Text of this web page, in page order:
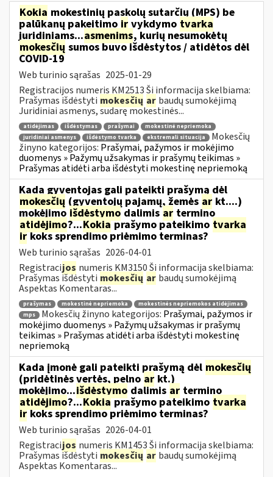
Kokia mokestinių paskolų sutarčių (MPS) be
palūkanų pakeitimo ir vykdymo tvarka
juridiniams...asmenims, kurių nesumokėtų
mokesčių sumos buvo išdėstytos / atidėtos dėl
COVID-19
Web turinio sąrašas 2025-01-29
Registracijos numeris KM2513 Ši informacija skelbiama:
Prašymas išdėstyti mokesčių ar baudų sumokėjimą
Juridiniai asmenys, sudarę mokestinės...
atidėjimas išdėstymas prašymai
mokestinė nepriemoka
juridiniai asmenys
išdėstymo tvarka ekstremali situacija
Mokesčių
žinyno kategorijos: Prašymai, pažymos ir mokėjimo
duomenys » Pažymų užsakymas ir prašymų teikimas »
Prašymas atidėti arba išdėstyti mokestinę nepriemoką
Kada gyventojas gali pateikti prašymą dėl
mokesčių (gyventojų pajamų, žemės ar kt....)
mokėjimo išdėstymo dalimis ar termino
atidėjimo?...Kokiaprašymo pateikimo tvarka
irkoks sprendimo priėmimo terminas?
Web turinio sąrašas 2026-04-01
Registracijos numeris KM3150 Ši informacija skelbiama:
Prašymas išdėstyti mokesčių ar baudų sumokėjimą
Aspektas Komentaras...
prašymas mokestinė nepriemoka
mokestinės nepriemokos atidėjimas
mps
Mokesčių žinyno kategorijos: Prašymai, pažymos ir
mokėjimo duomenys » Pažymų užsakymas ir prašymų
teikimas » Prašymas atidėti arba išdėstyti mokestinę
nepriemoką
Kada įmonė gali pateikti prašymą dėl mokesčių
(pridėtinės vertės, pelno ar kt.)
mokėjimo...išdėstymo dalimis ar termino
atidėjimo?...Kokiaprašymo pateikimo tvarka
irkoks sprendimo priėmimo terminas?
Web turinio sąrašas 2026-04-01
Registracijos numeris KM1453 Ši informacija skelbiama:
Prašymas išdėstyti mokesčių ar baudų sumokėjimą
Aspektas Komentaras...